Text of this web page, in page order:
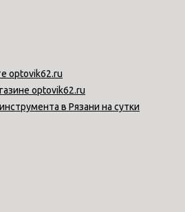
optovik62.ru
optovik62.ru
в Рязани на сутки